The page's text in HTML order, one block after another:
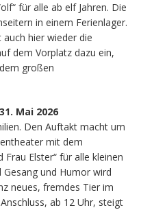
für alle ab elf Jahren. Die
in einem Ferienlager.
auch hier wieder die
dem Vorplatz dazu ein,
großen
Mai 2026
Den Auftakt macht um
mit dem
Elster“ für alle kleinen
Gesang und Humor wird
neues, fremdes Tier im
ab 12 Uhr, steigt